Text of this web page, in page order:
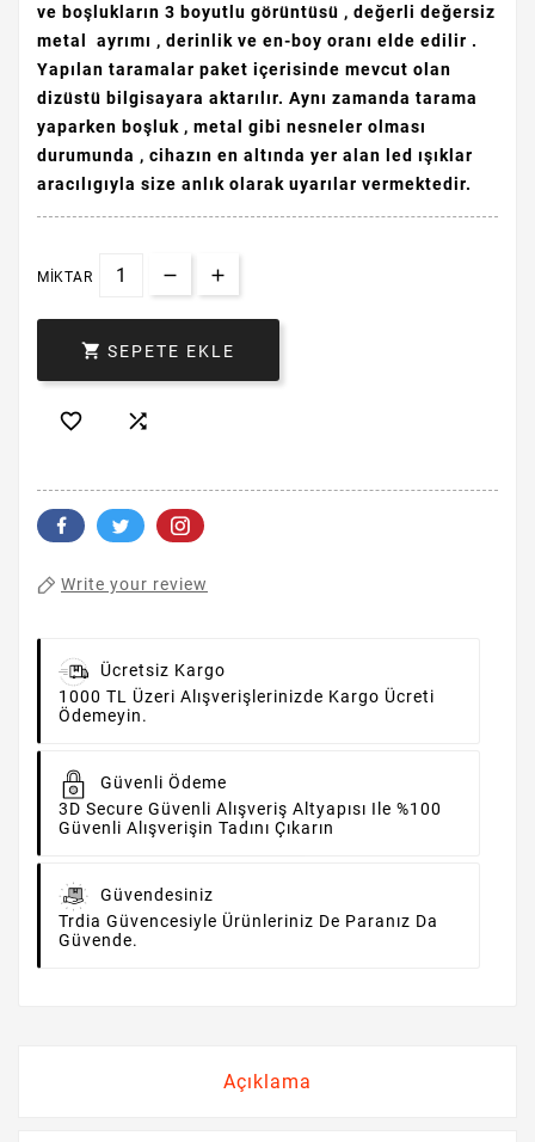
ve boşlukların 3 boyutlu görüntüsü , değerli değersiz
metal ayrımı , derinlik ve en-boy oranı elde edilir .
Yapılan taramalar paket içerisinde mevcut olan
dizüstü bilgisayara aktarılır. Aynı zamanda tarama
yaparken boşluk , metal gibi nesneler olması
durumunda , cihazın en altında yer alan led ışıklar
aracılıgıyla size anlık olarak uyarılar vermektedir.
MIKTAR
 SEPETE EKLE
 
Write your review
Ücretsiz Kargo
1000 TL Üzeri Alışverişlerinizde Kargo Ücreti
Ödemeyin.
Güvenli Ödeme
3D Secure Güvenli Alışveriş Altyapısı Ile %100
Güvenli Alışverişin Tadını Çıkarın
Güvendesiniz
Trdia Güvencesiyle Ürünleriniz De Paranız Da
Güvende.
Açıklama